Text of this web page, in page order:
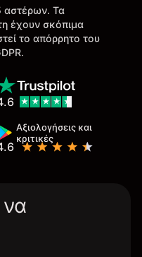
αστέρων. Τα
έχουν σκόπιμα
το απόρρητο του
Αξιολογήσεις και
κριτικές
να